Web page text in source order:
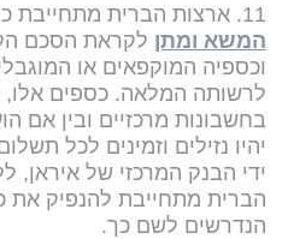
11. ארצות הברית מתחייבת כי
המשא ומתן לקראת הסכם
וכספיה המוקפאים או
לרשותה המלאה. כספים אלו,
בחשבונות מרכזיים ובין אם
יהיו נזילים וזמינים לכל
ידי הבנק המרכזי של איראן,
הברית מתחייבת להנפיק את
הנדרשים לשם כך.